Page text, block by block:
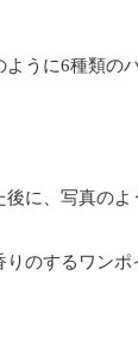
うに6種類の
に、写真のよ
のするワンポ